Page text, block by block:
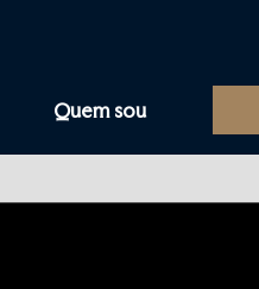
Quem sou